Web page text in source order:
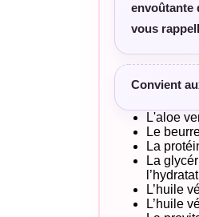
envoûtante
vous
Convient
L'aloe
Le
La
La
L’huile
L’huile